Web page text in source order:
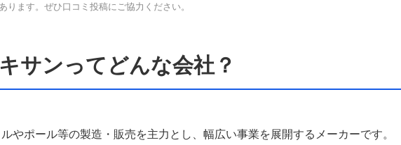
ります。ぜひ口コミ投稿にご協力ください。
サンってどんな会社？
やポール等の製造・販売を主力とし、幅広い事業を展開するメーカーです。